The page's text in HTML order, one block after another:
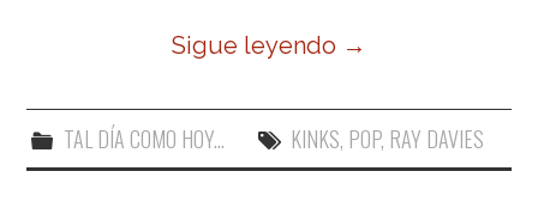
Sigue leyendo →
TAL DÍA COMO HOY... KINKS, POP, RAY DAVIES